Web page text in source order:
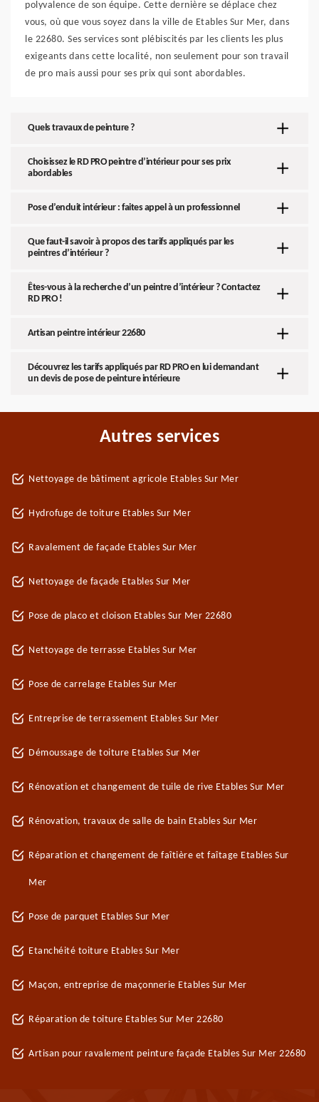
polyvalence de son équipe. Cette dernière se déplace chez
vous, où que vous soyez dans la ville de Etables Sur Mer, dans
le 22680. Ses services sont plébiscités par les clients les plus
exigeants dans cette localité, non seulement pour son travail
de pro mais aussi pour ses prix qui sont abordables.
Quels travaux de peinture ?
Choisissez le RD PRO peintre d’intérieur pour ses prix
abordables
Pose d’enduit intérieur : faites appel à un professionnel
Que faut-il savoir à propos des tarifs appliqués par les
peintres d’intérieur ?
Êtes-vous à la recherche d’un peintre d’intérieur ? Contactez
RD PRO !
Artisan peintre intérieur 22680
Découvrez les tarifs appliqués par RD PRO en lui demandant
un devis de pose de peinture intérieure
Autres services
Nettoyage de bâtiment agricole Etables Sur Mer
Hydrofuge de toiture Etables Sur Mer
Ravalement de façade Etables Sur Mer
Nettoyage de façade Etables Sur Mer
Pose de placo et cloison Etables Sur Mer 22680
Nettoyage de terrasse Etables Sur Mer
Pose de carrelage Etables Sur Mer
Entreprise de terrassement Etables Sur Mer
Démoussage de toiture Etables Sur Mer
Rénovation et changement de tuile de rive Etables Sur Mer
Rénovation, travaux de salle de bain Etables Sur Mer
Réparation et changement de faîtière et faîtage Etables Sur
Mer
Pose de parquet Etables Sur Mer
Etanchéité toiture Etables Sur Mer
Maçon, entreprise de maçonnerie Etables Sur Mer
Réparation de toiture Etables Sur Mer 22680
Artisan pour ravalement peinture façade Etables Sur Mer 22680